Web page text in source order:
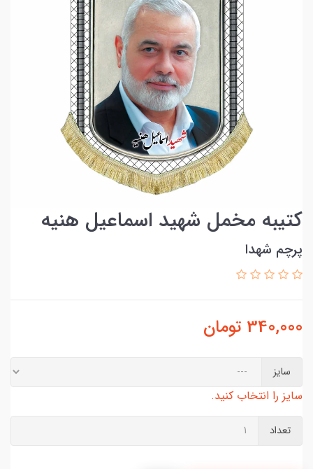
کتیبه مخمل شهید اسماعیل هنیه
پرچم شهدا
340,000 تومان
سایز
سایز را انتخاب کنید.
تعداد